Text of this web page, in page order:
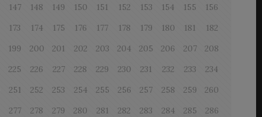
147 148 149 150 151 152 153 154 155
156
173 174 175 176 177 178 179 180 181
182
199 200 201 202 203 204 205 206 207
208
225 226 227 228 229 230 231 232 233
234
251 252 253 254 255 256 257 258 259
260
277 278 279 280 281 282 283 284 285
286